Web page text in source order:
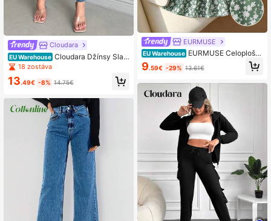
Cloudara
EU Warehouse Cloudara Džínsy Slan
t Pocket Mom Fit
18 zostáva
13.49€ -8% 14.75€
EURMUSE
EU Warehouse EURMUSE Celoplošn
é ohlávkové šaty s kvetinovou potl
ačou
9.59€ -29% 13.61€